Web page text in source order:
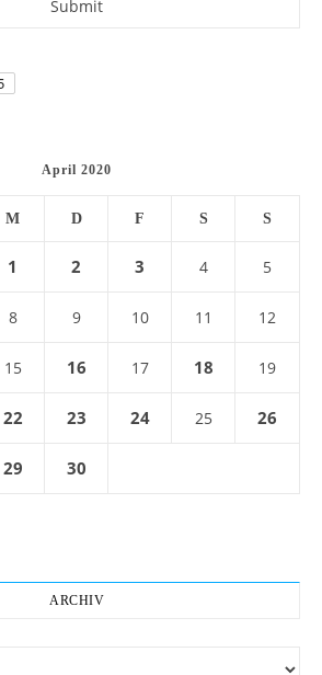
April 2020
M D F S S
1 2 3 4 5
8 9 10 11 12
15 16 17 18 19
22 23 24 25 26
29 30
ARCHIV